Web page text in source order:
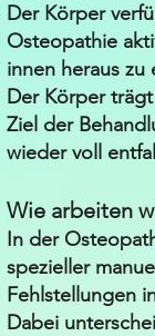
Der Körper
Osteopathie
innen heraus zu
Der Körper
Ziel der
wieder voll
Wie arbeiten
In der
spezieller
Fehlstellungen
Dabei